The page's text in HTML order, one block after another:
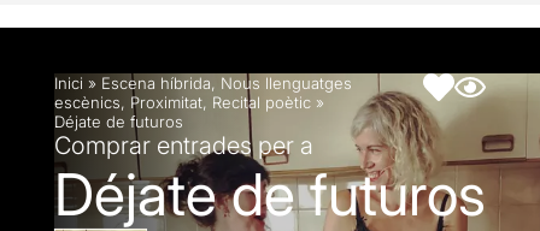
Inici » Escena híbrida, Nous llenguatges
escènics, Proximitat, Recital poètic »
Déjate de futuros
Comprar entrades per a
Déjate de futuros